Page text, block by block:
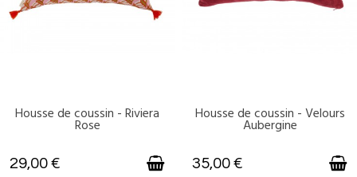
DISPONIBLE
Housse de coussin - Riviera
Rose
29,00 €
DISPONIBLE
Housse de coussin - Velours
Aubergine
35,00 €